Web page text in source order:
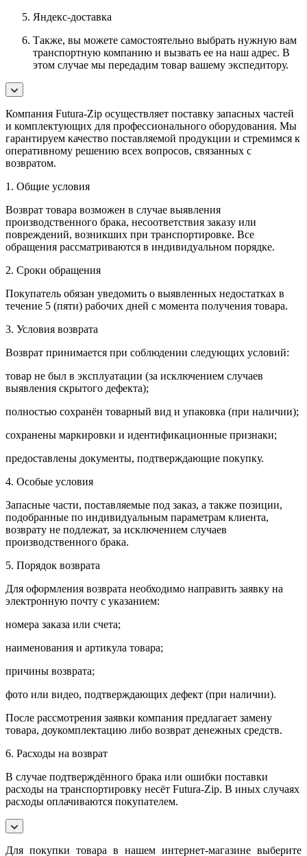
Яндекс-доставка
Также, вы можете самостоятельно выбрать нужную вам
транспортную компанию и вызвать ее на наш адрес. В
этом случае мы передадим товар вашему экспедитору.
Компания Futura-Zip осуществляет поставку запасных частей
и комплектующих для профессионального оборудования. Мы
гарантируем качество поставляемой продукции и стремимся к
оперативному решению всех вопросов, связанных с
возвратом.
1. Общие условия
Возврат товара возможен в случае выявления
производственного брака, несоответствия заказу или
повреждений, возникших при транспортировке. Все
обращения рассматриваются в индивидуальном порядке.
2. Сроки обращения
Покупатель обязан уведомить о выявленных недостатках в
течение 5 (пяти) рабочих дней с момента получения товара.
3. Условия возврата
Возврат принимается при соблюдении следующих условий:
товар не был в эксплуатации (за исключением случаев
выявления скрытого дефекта);
полностью сохранён товарный вид и упаковка (при наличии);
сохранены маркировки и идентификационные признаки;
предоставлены документы, подтверждающие покупку.
4. Особые условия
Запасные части, поставляемые под заказ, а также позиции,
подобранные по индивидуальным параметрам клиента,
возврату не подлежат, за исключением случаев
производственного брака.
5. Порядок возврата
Для оформления возврата необходимо направить заявку на
электронную почту с указанием:
номера заказа или счета;
наименования и артикула товара;
причины возврата;
фото или видео, подтверждающих дефект (при наличии).
После рассмотрения заявки компания предлагает замену
товара, доукомплектацию либо возврат денежных средств.
6. Расходы на возврат
В случае подтверждённого брака или ошибки поставки
расходы на транспортировку несёт Futura-Zip. В иных случаях
расходы оплачиваются покупателем.
Для покупки товара в нашем интернет-магазине выберите